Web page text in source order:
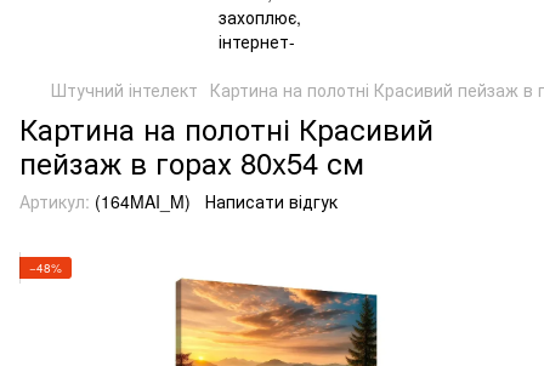
Штучний інтелект Картина на полотні Красивий пейзаж в
Картина на полотні Красивий
пейзаж в горах 80x54 см
Артикул: (164MAI_M) Написати відгук
−48%